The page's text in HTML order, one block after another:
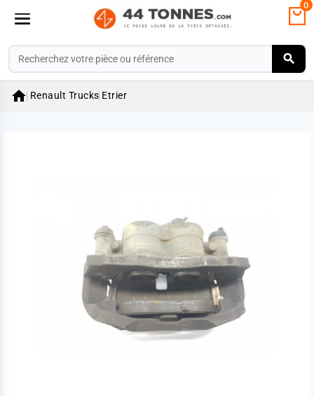
0
 Renault Trucks Etrier